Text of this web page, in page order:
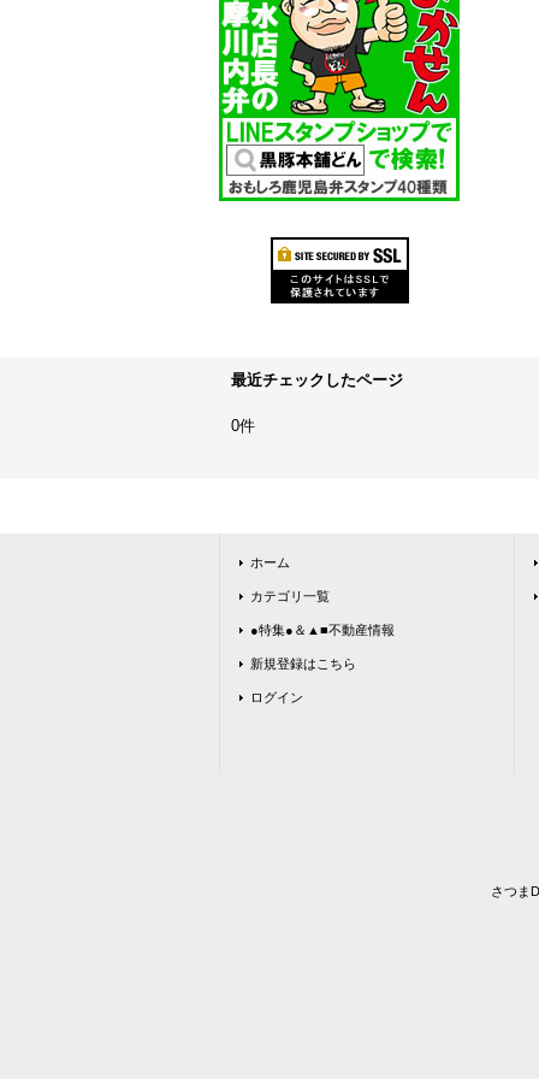
最近チェックしたページ
0件
ホーム
カテゴリ一覧
●特集●＆▲■不動産情報
新規登録はこちら
ログイン
さつま